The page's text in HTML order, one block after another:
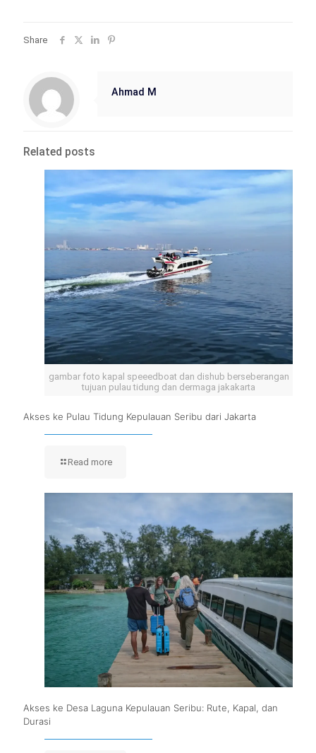
Share
Ahmad M
Related posts
gambar foto kapal speeedboat dan dishub berseberangan
tujuan pulau tidung dan dermaga jakakarta
Akses ke Pulau Tidung Kepulauan Seribu dari Jakarta
Read more
Akses ke Desa Laguna Kepulauan Seribu: Rute, Kapal, dan
Durasi